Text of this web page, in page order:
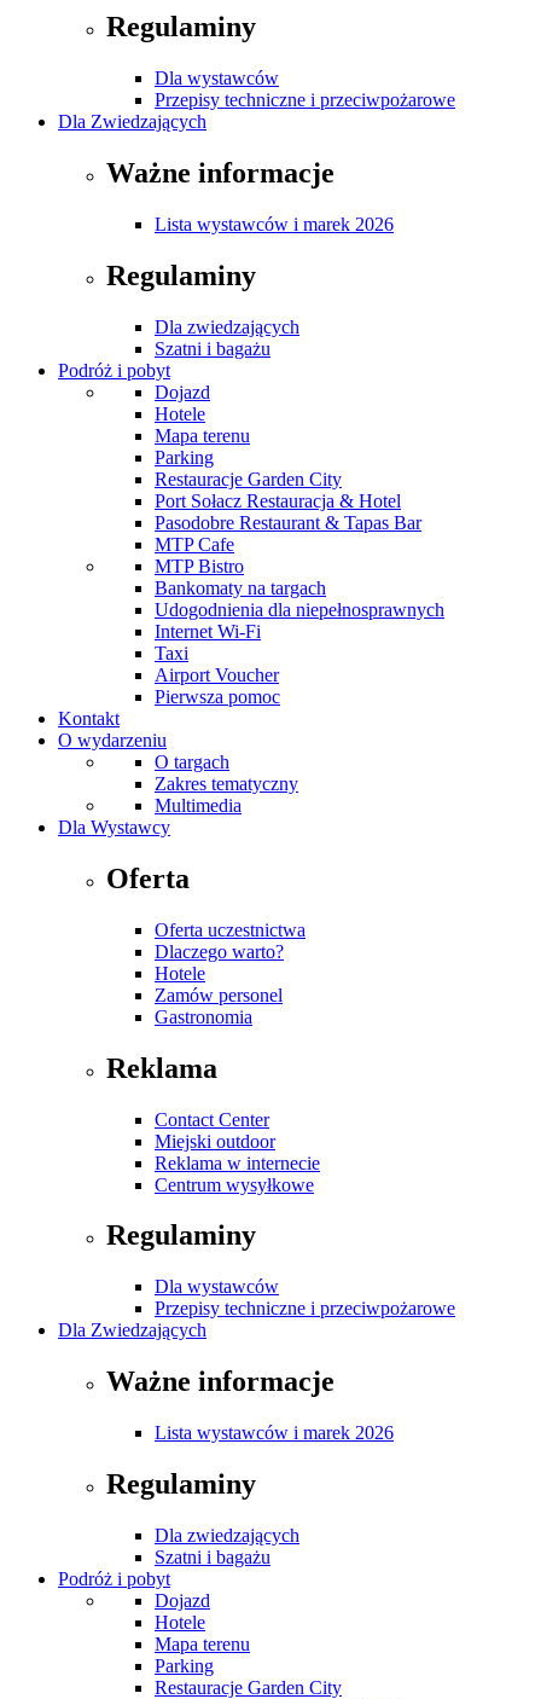
Regulaminy
Dla wystawców
Przepisy techniczne i przeciwpożarowe
Dla Zwiedzających
Ważne informacje
Lista wystawców i marek 2026
Regulaminy
Dla zwiedzających
Szatni i bagażu
Podróż i pobyt
Dojazd
Hotele
Mapa terenu
Parking
Restauracje Garden City
Port Sołacz Restauracja & Hotel
Pasodobre Restaurant & Tapas Bar
MTP Cafe
MTP Bistro
Bankomaty na targach
Udogodnienia dla niepełnosprawnych
Internet Wi-Fi
Taxi
Airport Voucher
Pierwsza pomoc
Kontakt
O wydarzeniu
O targach
Zakres tematyczny
Multimedia
Dla Wystawcy
Oferta
Oferta uczestnictwa
Dlaczego warto?
Hotele
Zamów personel
Gastronomia
Reklama
Contact Center
Miejski outdoor
Reklama w internecie
Centrum wysyłkowe
Regulaminy
Dla wystawców
Przepisy techniczne i przeciwpożarowe
Dla Zwiedzających
Ważne informacje
Lista wystawców i marek 2026
Regulaminy
Dla zwiedzających
Szatni i bagażu
Podróż i pobyt
Dojazd
Hotele
Mapa terenu
Parking
Restauracje Garden City